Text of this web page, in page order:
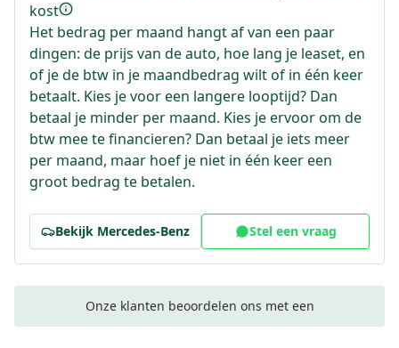
kost
Het bedrag per maand hangt af van een paar
dingen: de prijs van de auto, hoe lang je leaset, en
of je de btw in je maandbedrag wilt of in één keer
betaalt. Kies je voor een langere looptijd? Dan
betaal je minder per maand. Kies je ervoor om de
btw mee te financieren? Dan betaal je iets meer
per maand, maar hoef je niet in één keer een
groot bedrag te betalen.
Bekijk Mercedes-Benz Stel een vraag
Onze klanten beoordelen ons met een